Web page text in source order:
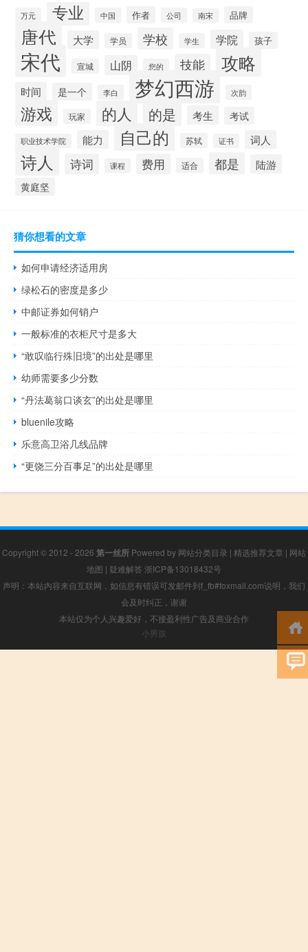
万元 专业 中国 作者 公司 南宋 品牌
唐代 大学 学员 学校 学生 学院 孩子
宋代 宣城 山阴 您的 技能 攻略
时间 是一个 李白 梦幻西游 次韵
游戏 玩家 的人 的是 考生 考试
职业技术学院 能力 自己的 苏轼 证书 词人
诗人 诗词 课程 费用 适合 都是 陆游
黄庭坚
猜你想看的文章
如何申请经济适用房
绿松石的密度是多少
中邮证券如何销户
一般标准的衣柜尺寸是多大
“敢叹临行殊旧境”的出处是哪里
幼师需要多少分数
“丹法葛翁口谈玄”的出处是哪里
bluenile攻略
乐意高卫浴几线品牌
“更饶三分百事足”的出处是哪里
Copyright © 2012 - 2026 第一丝所 Powered by 网站分类目录 | 精选推荐文章 | 网站
地图 | 疑难解答 浙ICP备13018432号
声明：本站内容来自互联网，如信息有错误可发邮件到f_fb#foxmail.com说明，我们
会及时纠正，谢谢
本站仅为个人兴趣爱好，不接盈利性广告及商业合作
小男孩